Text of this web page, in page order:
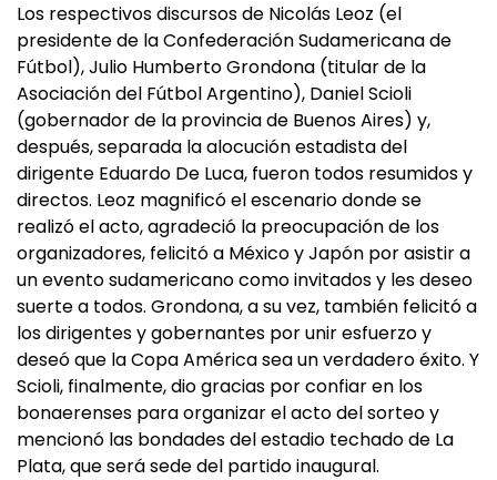
Los respectivos discursos de Nicolás Leoz (el
presidente de la Confederación Sudamericana de
Fútbol), Julio Humberto Grondona (titular de la
Asociación del Fútbol Argentino), Daniel Scioli
(gobernador de la provincia de Buenos Aires) y,
después, separada la alocución estadista del
dirigente Eduardo De Luca, fueron todos resumidos y
directos. Leoz magnificó el escenario donde se
realizó el acto, agradeció la preocupación de los
organizadores, felicitó a México y Japón por asistir a
un evento sudamericano como invitados y les deseo
suerte a todos. Grondona, a su vez, también felicitó a
los dirigentes y gobernantes por unir esfuerzo y
deseó que la Copa América sea un verdadero éxito. Y
Scioli, finalmente, dio gracias por confiar en los
bonaerenses para organizar el acto del sorteo y
mencionó las bondades del estadio techado de La
Plata, que será sede del partido inaugural.